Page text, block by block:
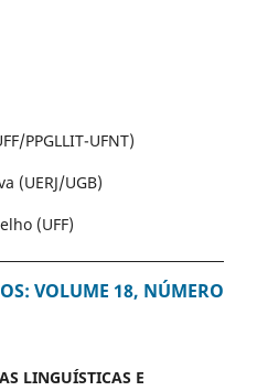
PPGLLIT-UFNT)
(UERJ/UGB)
(UFF)
VOLUME 18, NÚMERO
LINGUÍSTICAS E